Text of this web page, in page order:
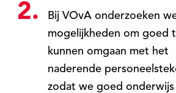
2.
Bij VOvA onderzoeken
mogelijkheden om goed
kunnen omgaan met het
naderende
zodat we goed onderwijs